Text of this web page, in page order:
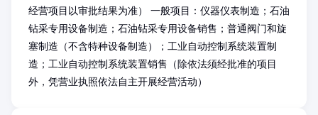
经营项目以审批结果为准） 一般项目：仪器仪表制造；石油
钻采专用设备制造；石油钻采专用设备销售；普通阀门和旋
塞制造（不含特种设备制造）；工业自动控制系统装置制
造；工业自动控制系统装置销售（除依法须经批准的项目
外，凭营业执照依法自主开展经营活动）